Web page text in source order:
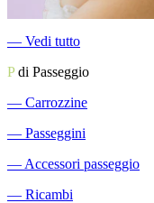
― Vedi tutto
Pdi Passeggio
― Carrozzine
― Passeggini
― Accessori passeggio
― Ricambi